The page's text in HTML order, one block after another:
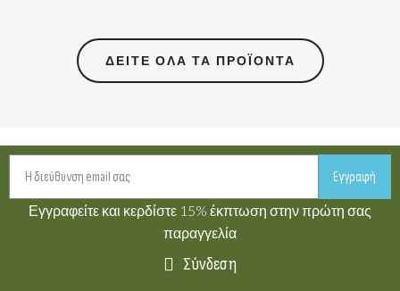
ΔΕΊΤΕ ΌΛΑ ΤΑ ΠΡΟΪΌΝΤΑ
Εγγραφή
Εγγραφείτε και κερδίστε 15% έκπτωση στην πρώτη σας
παραγγελία
Σύνδεση